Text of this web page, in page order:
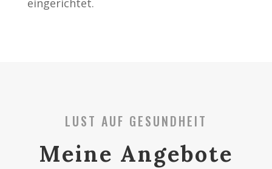
eingerichtet.
LUST AUF GESUNDHEIT
Meine Angebote